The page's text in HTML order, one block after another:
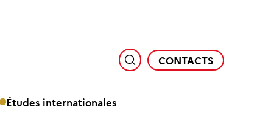
CONTACTS
Études internationales